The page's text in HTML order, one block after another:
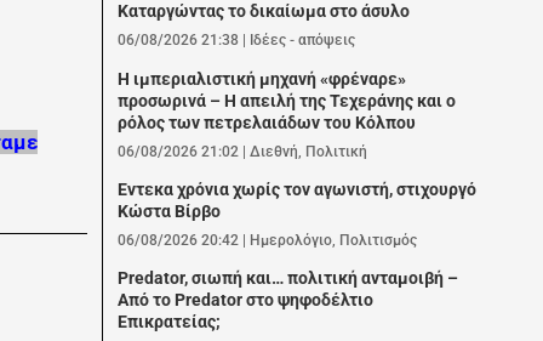
Καταργώντας το δικαίωμα στο άσυλο
06/08/2026 21:38 Ιδέες - απόψεις
Η ιμπεριαλιστική μηχανή «φρέναρε»
προσωρινά – Η απειλή της Τεχεράνης και ο
ρόλος των πετρελαιάδων του Κόλπου
06/08/2026 21:02 |Διεθνή Πολιτική
Εντεκα χρόνια χωρίς τον αγωνιστή, στιχουργό
Κώστα Βίρβο
06/08/2026 20:42 Ημερολόγιο, Πολιτισμός
Predator, σιωπή και… πολιτική ανταμοιβή –
Από το Predator στο ψηφοδέλτιο
Επικρατείας;